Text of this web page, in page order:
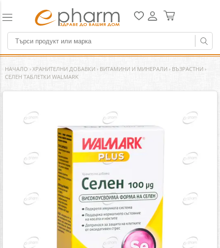
НАЧАЛО › ХРАНИТЕЛНИ ДОБАВКИ › ВИТАМИНИ И МИНЕРАЛИ › ВЪЗРАСТНИ ›
СЕЛЕН ТАБЛЕТКИ WALMARK